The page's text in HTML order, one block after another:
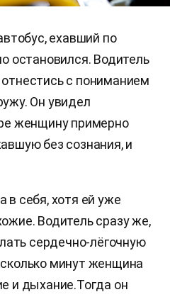
ехавший по
остановился. Водитель
с пониманием
Он увидел
женщину примерно
без сознания, и
себя, хотя ей уже
Водитель сразу же,
сердечно-лёгочную
минут женщина
и дыхание.Тогда он